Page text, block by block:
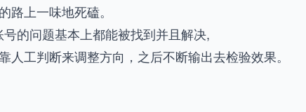
路上一味地死磕。
的问题基本上都能被找到并且解决,
工判断来调整方向，之后不断输出去检验效果。